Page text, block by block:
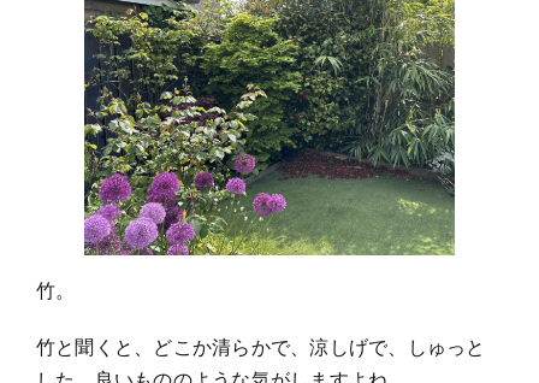
竹。
竹と聞くと、どこか清らかで、涼しげで、しゅっと